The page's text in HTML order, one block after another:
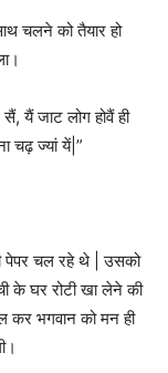
चलने को तैयार हो
यैं जाट लोग होवैं ही
चढ़ ज्यां यें|”
पेपर चल रहे थे | उसको
के घर रोटी खा लेने की
कर भगवान को मन ही